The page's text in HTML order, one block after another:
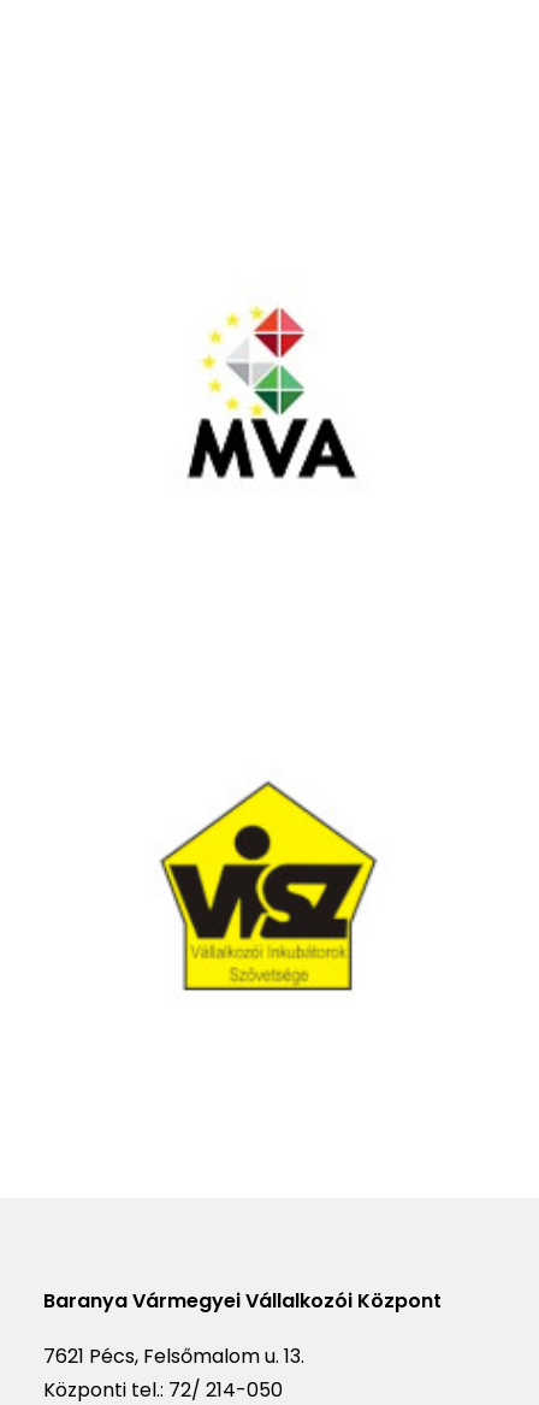
Baranya Vármegyei Vállalkozói Központ
7621 Pécs, Felsőmalom u. 13.
Központi tel.: 72/ 214-050